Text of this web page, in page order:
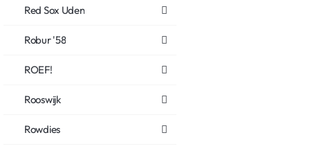
Red Sox Uden
Robur '58
ROEF!
Rooswijk
Rowdies